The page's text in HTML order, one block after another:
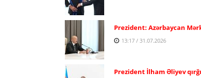
Prezident: Azərbaycan
13:17 / 31.07.2026
Prezident İlham Əliyev